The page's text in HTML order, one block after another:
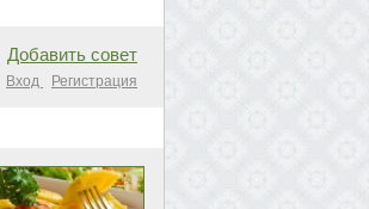
Добавить совет
Вход Регистрация